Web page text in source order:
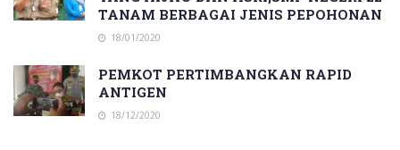
TANAM BERBAGAI JENIS PEPOHONAN
18/01/2020
PEMKOT PERTIMBANGKAN RAPID
ANTIGEN
18/12/2020